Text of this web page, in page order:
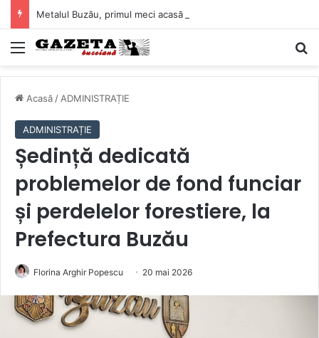
Mediu
Acasă / ADMINISTRAȚIE
ADMINISTRAȚIE
Ședință dedicată
problemelor de fond funciar
și perdelelor forestiere, la
Prefectura Buzău
Florina Arghir Popescu 20 mai 2026